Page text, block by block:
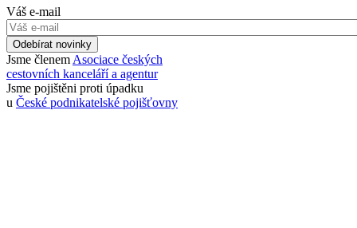
Váš e-mail
Odebírat novinky
Jsme členem Asociace českých
cestovních kanceláří a agentur
Jsme pojištěni proti úpadku
u České podnikatelské pojišťovny